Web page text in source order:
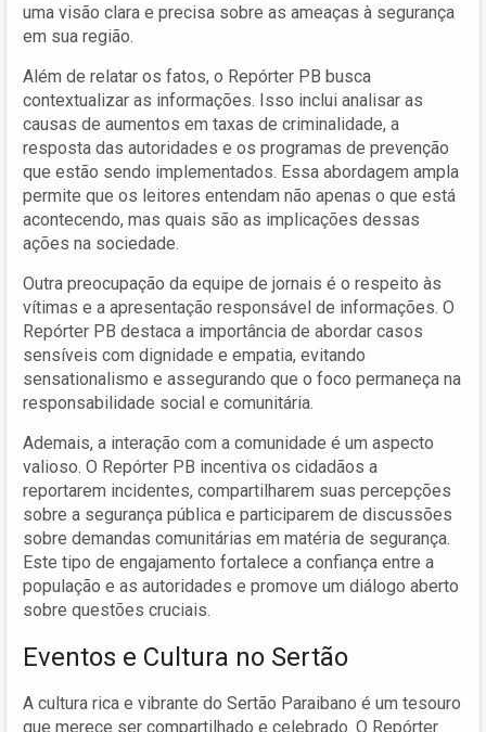
uma visão clara e precisa sobre as ameaças à segurança
em sua região.
Além de relatar os fatos, o Repórter PB busca
contextualizar as informações. Isso inclui analisar as
causas de aumentos em taxas de criminalidade, a
resposta das autoridades e os programas de prevenção
que estão sendo implementados. Essa abordagem ampla
permite que os leitores entendam não apenas o que está
acontecendo, mas quais são as implicações dessas
ações na sociedade.
Outra preocupação da equipe de jornais é o respeito às
vítimas e a apresentação responsável de informações. O
Repórter PB destaca a importância de abordar casos
sensíveis com dignidade e empatia, evitando
sensationalismo e assegurando que o foco permaneça na
responsabilidade social e comunitária.
Ademais, a interação com a comunidade é um aspecto
valioso. O Repórter PB incentiva os cidadãos a
reportarem incidentes, compartilharem suas percepções
sobre a segurança pública e participarem de discussões
sobre demandas comunitárias em matéria de segurança.
Este tipo de engajamento fortalece a confiança entre a
população e as autoridades e promove um diálogo aberto
sobre questões cruciais.
Eventos e Cultura no Sertão
A cultura rica e vibrante do Sertão Paraibano é um tesouro
que merece ser compartilhado e celebrado. O Repórter